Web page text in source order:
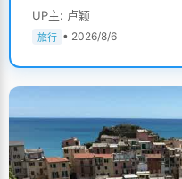
UP主: 卢颖
旅行 • 2026/8/6